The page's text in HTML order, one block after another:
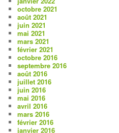
octobre 2021
août 2021
juin 2021
mai 2021
mars 2021
février 2021
octobre 2016
septembre 2016
août 2016
juillet 2016
juin 2016
mai 2016
avril 2016
mars 2016
février 2016
janvier 2016